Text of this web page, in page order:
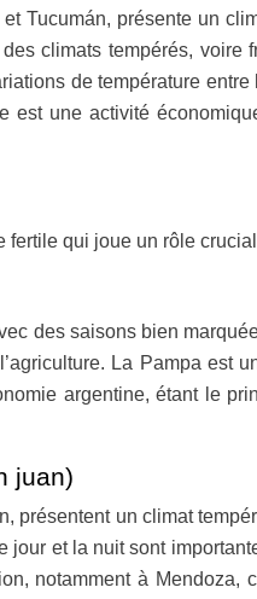
Tucumán, présente un
climats tempérés,
de température
est une activité
qui joue un rôle
des saisons bien
La Pampa est
argentine, étant le
juan)
présentent un climat
et la nuit sont
notamment à